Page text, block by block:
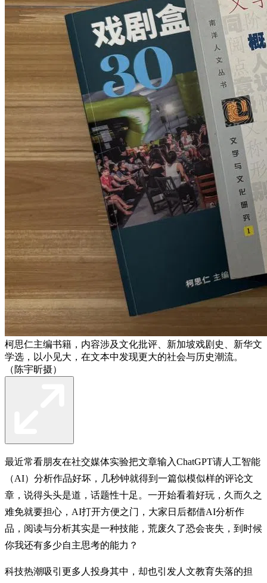
柯思仁主编书籍，内容涉及文化批评、新加坡戏剧史、新华文
学选，以小见大，在文本中发现更大的社会与历史潮流。
（陈宇昕摄）
最近常看朋友在社交媒体实验把文章输入ChatGPT请人工智能
（AI）分析作品好坏，几秒钟就得到一篇似模似样的评论文
章，说得头头是道，话题性十足。一开始看着好玩，久而久之
难免就要担心，AI打开方便之门，大家日后都借AI分析作
品，阅读与分析其实是一种技能，荒废久了恐会丧失，到时候
你我还有多少自主思考的能力？
科技热潮吸引更多人投身其中，却也引发人文教育失落的担